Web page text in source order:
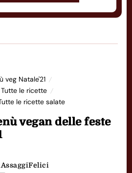
veg Natale'21
Tutte le ricette
le ricette salate
vegan delle feste